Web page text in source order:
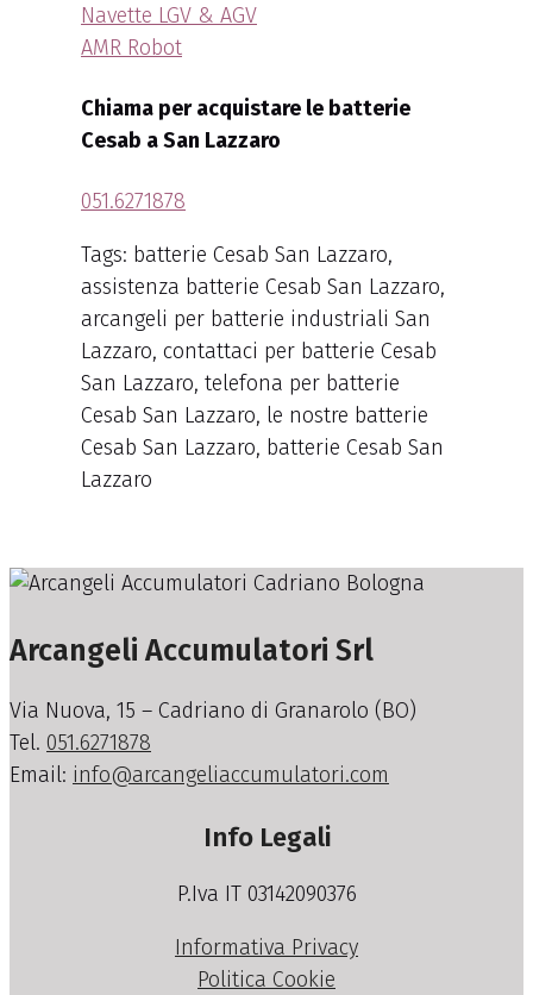
Navette LGV & AGV
AMR Robot
Chiama per acquistare le batterie
Cesab a San Lazzaro
051.6271878
Tags: batterie Cesab San Lazzaro,
assistenza batterie Cesab San Lazzaro,
arcangeli per batterie industriali San
Lazzaro, contattaci per batterie Cesab
San Lazzaro, telefona per batterie
Cesab San Lazzaro, le nostre batterie
Cesab San Lazzaro, batterie Cesab San
Lazzaro
Arcangeli Accumulatori Srl
Via Nuova, 15 – Cadriano di Granarolo (BO)
Tel. 051.6271878
Email: info@arcangeliaccumulatori.com
Info Legali
P.Iva IT 03142090376
Informativa Privacy
Politica Cookie